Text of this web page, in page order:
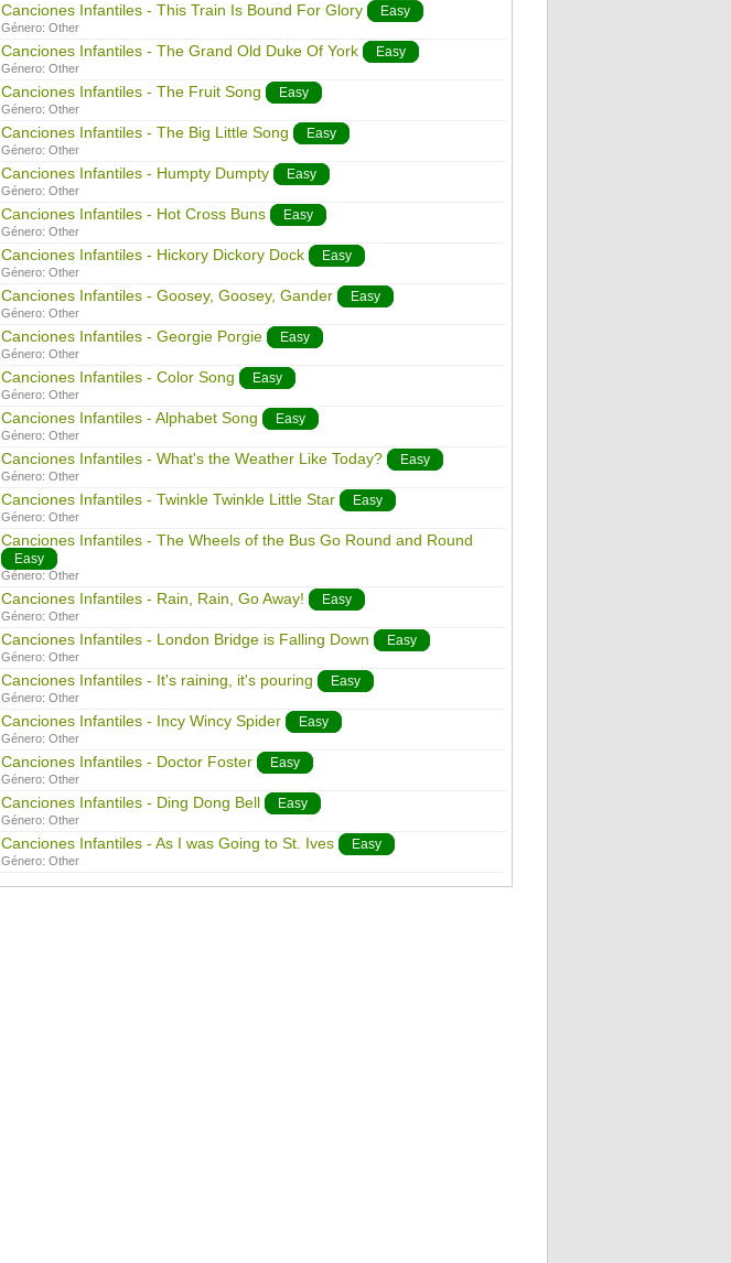
Canciones Infantiles - This Train Is Bound For Glory Easy
Género: Other
Canciones Infantiles - The Grand Old Duke Of York Easy
Género: Other
Canciones Infantiles - The Fruit Song Easy
Género: Other
Canciones Infantiles - The Big Little Song Easy
Género: Other
Canciones Infantiles - Humpty Dumpty Easy
Género: Other
Canciones Infantiles - Hot Cross Buns Easy
Género: Other
Canciones Infantiles - Hickory Dickory Dock Easy
Género: Other
Canciones Infantiles - Goosey, Goosey, Gander Easy
Género: Other
Canciones Infantiles - Georgie Porgie Easy
Género: Other
Canciones Infantiles - Color Song Easy
Género: Other
Canciones Infantiles - Alphabet Song Easy
Género: Other
Canciones Infantiles - What's the Weather Like Today? Easy
Género: Other
Canciones Infantiles - Twinkle Twinkle Little Star Easy
Género: Other
Canciones Infantiles - The Wheels of the Bus Go Round and Round
Easy
Género: Other
Canciones Infantiles - Rain, Rain, Go Away! Easy
Género: Other
Canciones Infantiles - London Bridge is Falling Down Easy
Género: Other
Canciones Infantiles - It's raining, it's pouring Easy
Género: Other
Canciones Infantiles - Incy Wincy Spider Easy
Género: Other
Canciones Infantiles - Doctor Foster Easy
Género: Other
Canciones Infantiles - Ding Dong Bell Easy
Género: Other
Canciones Infantiles - As I was Going to St. Ives Easy
Género: Other